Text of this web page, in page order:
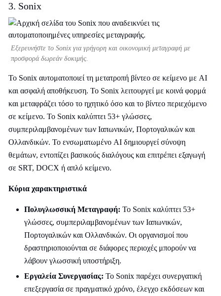
3. Sonix
Εξερευνήστε το Sonix για γρήγορη και οικονομική μεταγραφή με
προσφορά δωρεάν δοκιμής.
Το Sonix αυτοματοποιεί τη μετατροπή βίντεο σε κείμενο με AI
και ασφαλή αποθήκευση. Το Sonix λειτουργεί με κοινά φορμά
και μεταφράζει τόσο το ηχητικό όσο και το βίντεο περιεχόμενο
σε κείμενο. Το Sonix καλύπτει 53+ γλώσσες,
συμπεριλαμβανομένων των Ιαπωνικών, Πορτογαλικών και
Ολλανδικών. Το ενσωματωμένο AI δημιουργεί σύνοψη
θεμάτων, εντοπίζει βασικούς διαλόγους και επιτρέπει εξαγωγή
σε SRT, DOCX ή απλό κείμενο.
Κύρια χαρακτηριστικά
Πολυγλωσσική Μεταγραφή: Το Sonix καλύπτει 53+
γλώσσες, συμπεριλαμβανομένων των Ιαπωνικών,
Πορτογαλικών και Ολλανδικών. Οι οργανισμοί που
δραστηριοποιούνται σε διάφορες περιοχές μπορούν να
λάβουν γλωσσική υποστήριξη.
Εργαλεία Συνεργασίας: Το Sonix παρέχει συνεργατική
επεξεργασία σε πραγματικό χρόνο, έλεγχο εκδόσεων και